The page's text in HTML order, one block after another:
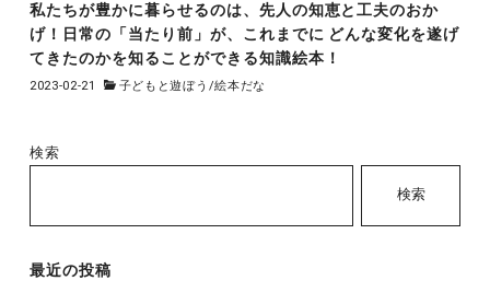
私たちが豊かに暮らせるのは、先人の知恵と工夫のおか
げ！日常の「当たり前」が、これまでに どんな変化を遂げ
てきたのかを知ることができる知識絵本！
2023-02-21 子どもと遊ぼう /絵本だな
検索
検索
最近の投稿